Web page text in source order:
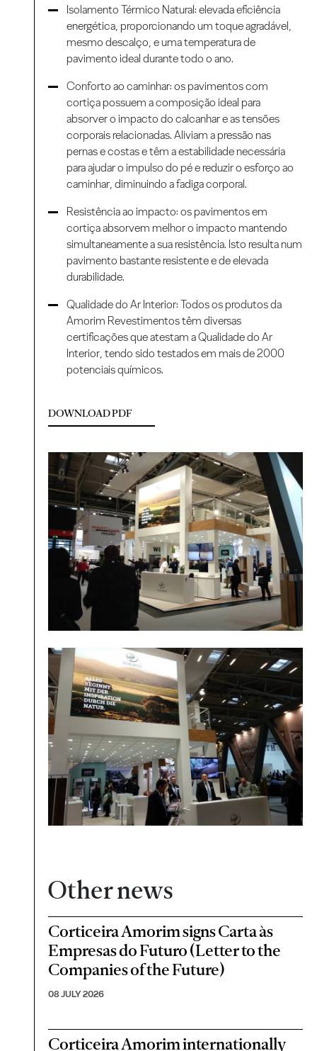
Isolamento Térmico Natural: elevada eficiência
energética, proporcionando um toque agradável,
mesmo descalço, e uma temperatura de
pavimento ideal durante todo o ano.
Conforto ao caminhar: os pavimentos com
cortiça possuem a composição ideal para
absorver o impacto do calcanhar e as tensões
corporais relacionadas. Aliviam a pressão nas
pernas e costas e têm a estabilidade necessária
para ajudar o impulso do pé e reduzir o esforço ao
caminhar, diminuindo a fadiga corporal.
Resistência ao impacto: os pavimentos em
cortiça absorvem melhor o impacto mantendo
simultaneamente a sua resistência. Isto resulta num
pavimento bastante resistente e de elevada
durabilidade.
Qualidade do Ar Interior: Todos os produtos da
Amorim Revestimentos têm diversas
certificações que atestam a Qualidade do Ar
Interior, tendo sido testados em mais de 2000
potenciais químicos.
DOWNLOAD PDF
Other news
Corticeira Amorim signs Carta às
Empresas do Futuro (Letter to the
Companies of the Future)
08 JULY 2026
Corticeira Amorim internationally